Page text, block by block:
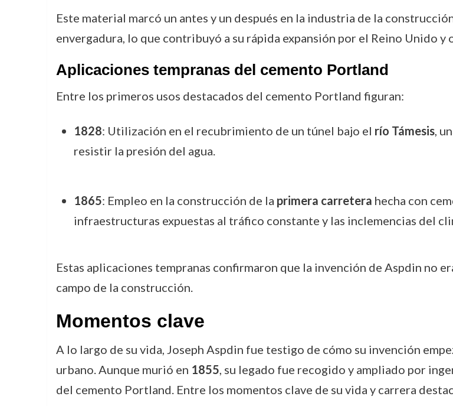
Este material marcó un antes y un después en la industria de la
envergadura, lo que contribuyó a su rápida expansión por el Reino Unido
Aplicaciones tempranas del cemento Portland
Entre los primeros usos destacados del cemento Portland figuran:
1828: Utilización en el recubrimiento de un túnel bajo el río Támesis,
resistir la presión del agua.
1865: Empleo en la construcción de la primera carretera hecha con
infraestructuras expuestas al tráfico constante y las inclemencias del
Estas aplicaciones tempranas confirmaron que la invención de Aspdin no
campo de la construcción.
Momentos clave
A lo largo de su vida, Joseph Aspdin fue testigo de cómo su invención
urbano. Aunque murió en 1855, su legado fue recogido y ampliado por
del cemento Portland. Entre los momentos clave de su vida y carrera